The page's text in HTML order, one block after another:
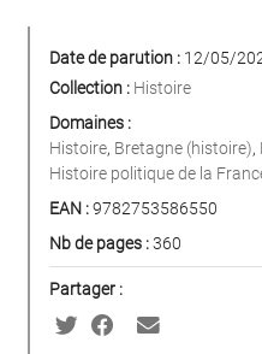
Date de parution : 12/05/
Collection : Histoire
Domaines :
Histoire, Bretagne (histoire),
Histoire politique de la
EAN :9782753586550
Nb de pages :360
Partager :